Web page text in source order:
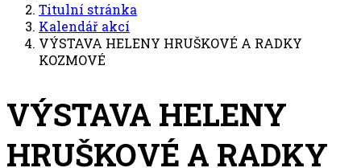
Titulní stránka
Kalendář akcí
VÝSTAVA HELENY HRUŠKOVÉ A RADKY
KOZMOVÉ
VÝSTAVA HELENY
HRUŠKOVÉ A RADKY